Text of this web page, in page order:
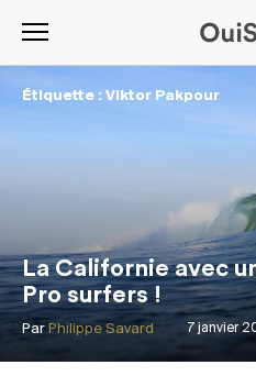
Étiquette : Viktor Pakpour
La Californie avec
Pro surfers !
7 janvier
Par Philippe Savard